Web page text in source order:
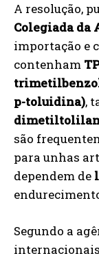
A resolução,
Colegiada da
importação e
contenham
p-toluidina),
são
para unhas
dependem de
Segundo a